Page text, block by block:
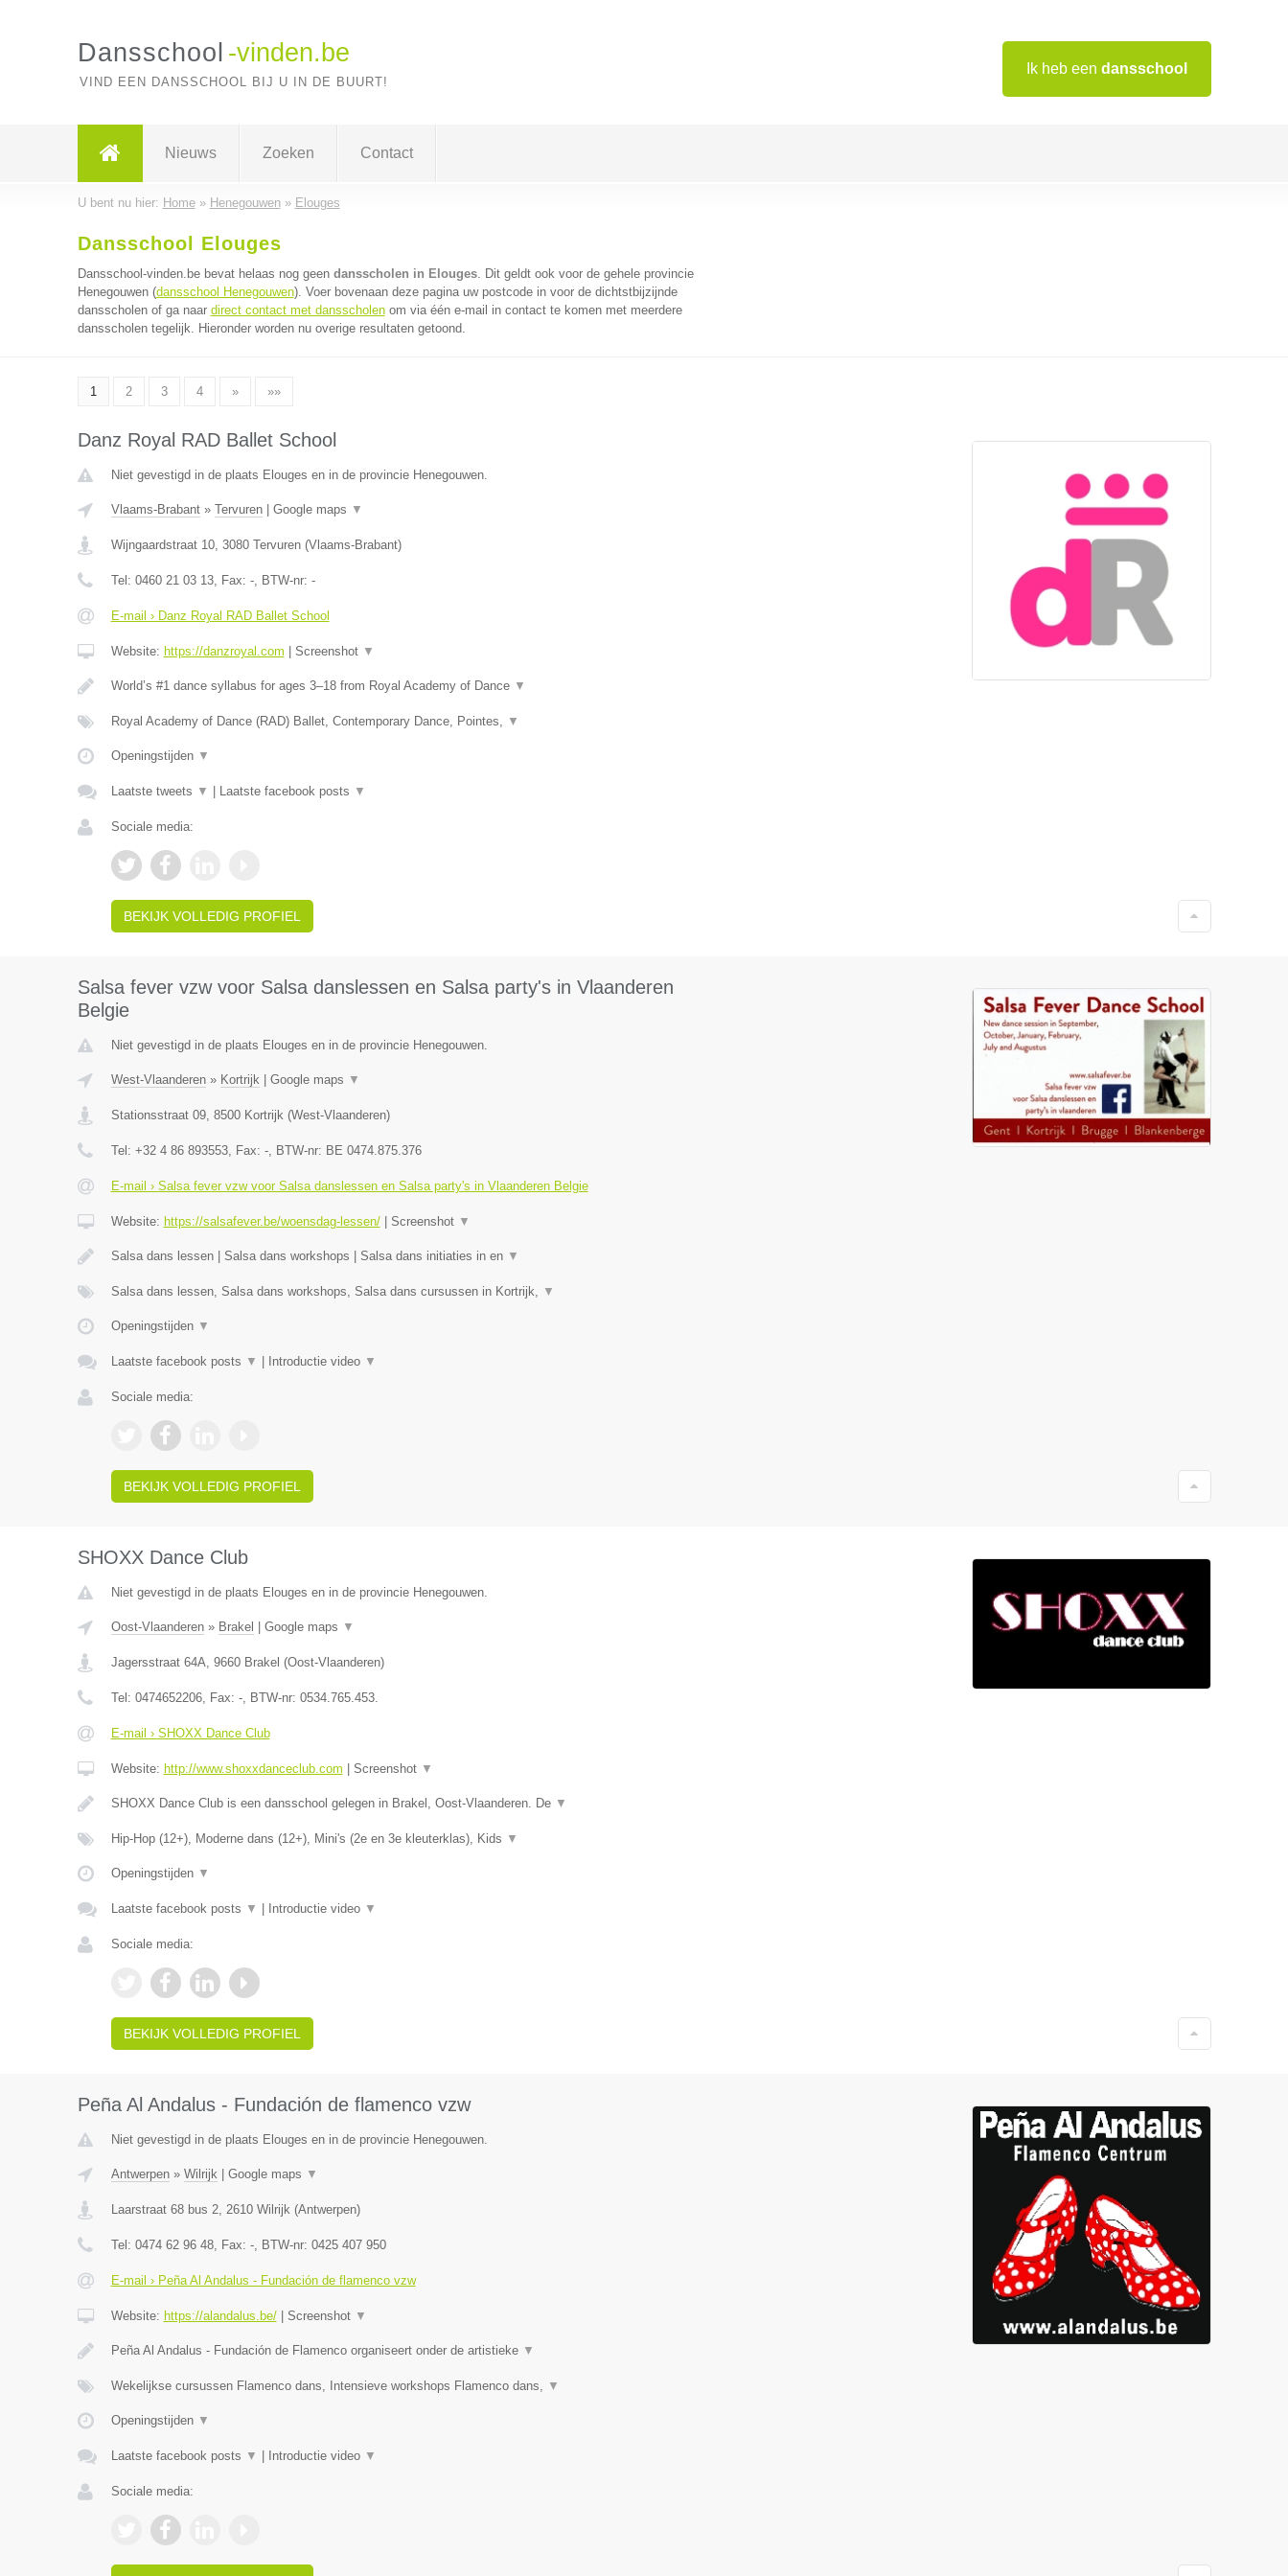
Ik heb een dansschool
Dansschool -vinden.be
VIND EEN DANSSCHOOL BIJ U IN DE BUURT!
Nieuws Zoeken Contact
U bent nu hier: Home» Henegouwen» Elouges
Dansschool Elouges
Dansschool-vinden.be bevat helaas nog geen dansscholen in Elouges. Dit geldt ook voor de gehele provincie
Henegouwen (dansschool Henegouwen). Voer bovenaan deze pagina uw postcode in voor de dichtstbijzijnde
dansscholen of ga naar direct contact met dansscholenom via één e-mail in contact te komen met meerdere
dansscholen tegelijk. Hieronder worden nu overige resultaten getoond.
1 2 3 4 » »»
Danz Royal RAD Ballet School
Niet gevestigd in de plaats Elouges en in de provincie Henegouwen.
Vlaams-Brabant» Tervuren| Google maps ▼
Wijngaardstraat 10, 3080 Tervuren(Vlaams-Brabant)
Tel: 0460 21 03 13, Fax: -, BTW-nr: -
E-mail › Danz Royal RAD Ballet School
Website: https://danzroyal.com Screenshot ▼
World’s #1 dance syllabus for ages 3–18 from Royal Academy of Dance ▼
Royal Academy of Dance (RAD) Ballet, Contemporary Dance, Pointes, ▼
Openingstijden ▼
Laatste tweets ▼ Laatste facebook posts ▼
Sociale media:
BEKIJK VOLLEDIG PROFIEL
Salsa fever vzw voor Salsa danslessen en Salsa party's in Vlaanderen
Belgie
Niet gevestigd in de plaats Elouges en in de provincie Henegouwen.
West-Vlaanderen» Kortrijk| Google maps ▼
Stationsstraat 09, 8500 Kortrijk(West-Vlaanderen)
Tel: +32 4 86 893553, Fax: -, BTW-nr: BE 0474.875.376
E-mail › Salsa fever vzw voor Salsa danslessen en Salsa party's in Vlaanderen Belgie
Website: https://salsafever.be/woensdag-lessen/| Screenshot ▼
Salsa dans lessen | Salsa dans workshops | Salsa dans initiaties in en ▼
Salsa dans lessen, Salsa dans workshops, Salsa dans cursussen in Kortrijk, ▼
Openingstijden ▼
Laatste facebook posts ▼ Introductie video ▼
Sociale media:
BEKIJK VOLLEDIG PROFIEL
SHOXX Dance Club
Niet gevestigd in de plaats Elouges en in de provincie Henegouwen.
Oost-Vlaanderen» Brakel Google maps ▼
Jagersstraat 64A, 9660 Brakel (Oost-Vlaanderen)
Tel: 0474652206, Fax: -, BTW-nr: 0534.765.453.
E-mail › SHOXX Dance Club
Website: http://www.shoxxdanceclub.com Screenshot ▼
SHOXX Dance Club is een dansschool gelegen in Brakel, Oost-Vlaanderen. De ▼
Hip-Hop (12+), Moderne dans (12+), Mini's (2e en 3e kleuterklas), Kids ▼
Openingstijden ▼
Laatste facebook posts ▼ Introductie video ▼
Sociale media:
BEKIJK VOLLEDIG PROFIEL
Peña Al Andalus - Fundación de flamenco vzw
Niet gevestigd in de plaats Elouges en in de provincie Henegouwen.
Antwerpen» Wilrijk| Google maps ▼
Laarstraat 68 bus 2, 2610 Wilrijk(Antwerpen)
Tel: 0474 62 96 48, Fax: -, BTW-nr: 0425 407 950
E-mail › Peña Al Andalus - Fundación de flamenco vzw
Website: https://alandalus.be/| Screenshot ▼
Peña Al Andalus - Fundación de Flamenco organiseert onder de artistieke ▼
Wekelijkse cursussen Flamenco dans, Intensieve workshops Flamenco dans, ▼
Openingstijden ▼
Laatste facebook posts ▼ Introductie video ▼
Sociale media: